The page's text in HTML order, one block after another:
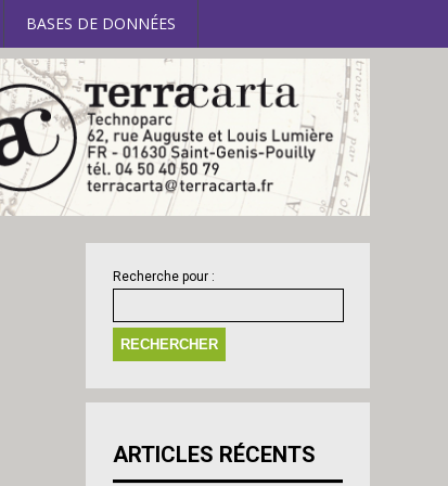
BASES DE DONNÉES
Recherche pour :
ARTICLES RÉCENTS